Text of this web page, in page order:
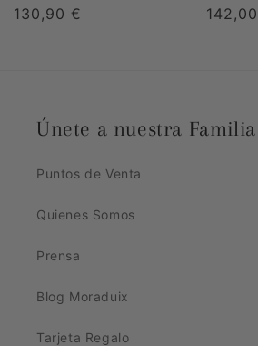
Precio
130,90 €
Precio
Únete a nuestra
Puntos de Venta
Quienes Somos
Prensa
Blog Moraduix
Tarjeta Regalo